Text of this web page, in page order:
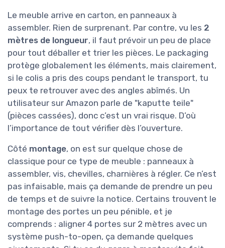
Le meuble arrive en carton, en panneaux à
assembler. Rien de surprenant. Par contre, vu les 2
mètres de longueur, il faut prévoir un peu de place
pour tout déballer et trier les pièces. Le packaging
protège globalement les éléments, mais clairement,
si le colis a pris des coups pendant le transport, tu
peux te retrouver avec des angles abîmés. Un
utilisateur sur Amazon parle de "kaputte teile"
(pièces cassées), donc c’est un vrai risque. D’où
l’importance de tout vérifier dès l’ouverture.
Côté montage, on est sur quelque chose de
classique pour ce type de meuble : panneaux à
assembler, vis, chevilles, charnières à régler. Ce n’est
pas infaisable, mais ça demande de prendre un peu
de temps et de suivre la notice. Certains trouvent le
montage des portes un peu pénible, et je
comprends : aligner 4 portes sur 2 mètres avec un
système push-to-open, ça demande quelques